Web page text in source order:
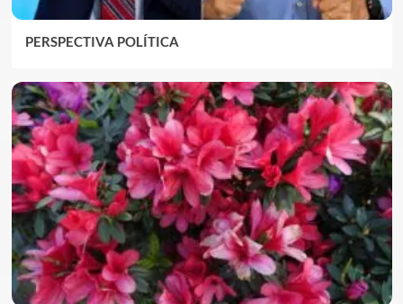
PERSPECTIVA POLÍTICA